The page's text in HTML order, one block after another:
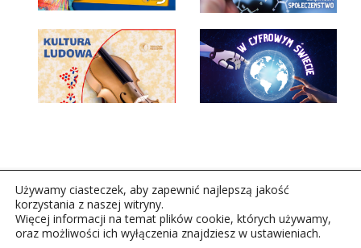
Copyright © 2026Polskie Radio Rzeszów S.A. w likwidacj.
Używamy ciasteczek, aby zapewnić najlepszą jakość
korzystania z naszej witryny.
Więcej informacji na temat plików cookie, których używamy,
oraz możliwości ich wyłączenia znajdziesz w ustawieniach.